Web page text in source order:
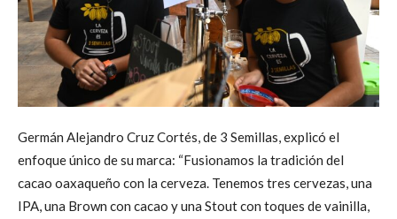
Germán Alejandro Cruz Cortés, de 3 Semillas, explicó el
enfoque único de su marca: “Fusionamos la tradición del
cacao oaxaqueño con la cerveza. Tenemos tres cervezas, una
IPA, una Brown con cacao y una Stout con toques de vainilla,